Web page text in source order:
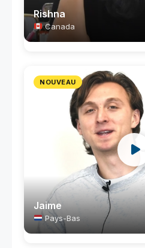
Rishna
Canada
NOUVEAU
Jaime
Pays-Bas